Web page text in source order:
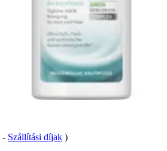
- Szállítási díjak )